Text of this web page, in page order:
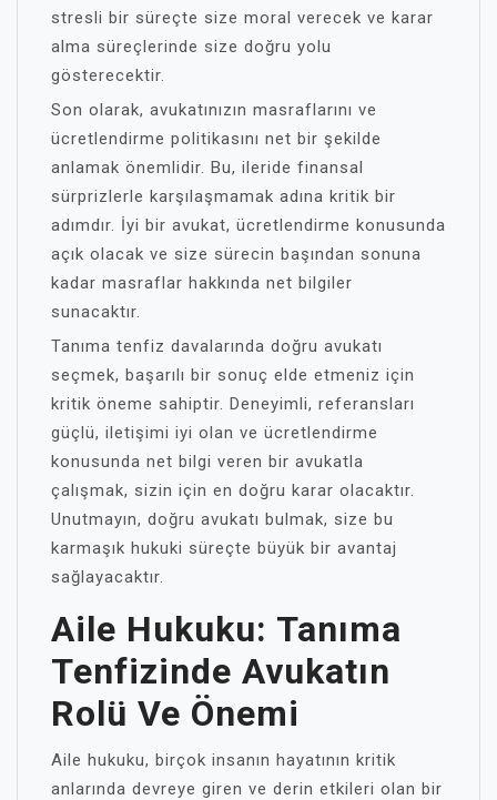
stresli bir süreçte size moral verecek ve karar
alma süreçlerinde size doğru yolu
gösterecektir.
Son olarak, avukatınızın masraflarını ve
ücretlendirme politikasını net bir şekilde
anlamak önemlidir. Bu, ileride finansal
sürprizlerle karşılaşmamak adına kritik bir
adımdır. İyi bir avukat, ücretlendirme konusunda
açık olacak ve size sürecin başından sonuna
kadar masraflar hakkında net bilgiler
sunacaktır.
Tanıma tenfiz davalarında doğru avukatı
seçmek, başarılı bir sonuç elde etmeniz için
kritik öneme sahiptir. Deneyimli, referansları
güçlü, iletişimi iyi olan ve ücretlendirme
konusunda net bilgi veren bir avukatla
çalışmak, sizin için en doğru karar olacaktır.
Unutmayın, doğru avukatı bulmak, size bu
karmaşık hukuki süreçte büyük bir avantaj
sağlayacaktır.
Aile Hukuku: Tanıma
Tenfizinde Avukatın
Rolü Ve Önemi
Aile hukuku, birçok insanın hayatının kritik
anlarında devreye giren ve derin etkileri olan bir